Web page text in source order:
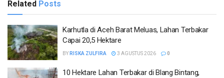
Related Posts
Karhutla di Aceh Barat Meluas, Lahan Terbakar
Capai 20,5 Hektare
BY RISKA ZULFIRA 3 AGUSTUS 2026 0
10 Hektare Lahan Terbakar di Blang Bintang,